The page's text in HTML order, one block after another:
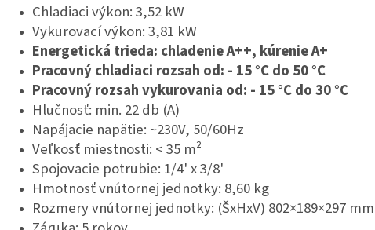
Chladiaci výkon: 3,52 kW
Vykurovací výkon: 3,81 kW
Energetická trieda: chladenie A++, kúrenie A+
Pracovný chladiaci rozsah od: - 15 °C do 50 °C
Pracovný rozsah vykurovania od: - 15 °C do 30 °C
Hlučnosť: min. 22 db (A)
Napájacie napätie: ~230V, 50/60Hz
Veľkosť miestnosti: < 35 m²
Spojovacie potrubie: 1/4' x 3/8'
Hmotnosť vnútornej jednotky: 8,60 kg
Rozmery vnútornej jednotky: (ŠxHxV) 802×189×297 mm